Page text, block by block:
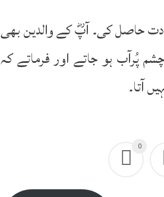
حاصل کی۔ آپؓ کے والدین بھی
پُرآب ہو جاتے اور فرماتے کہ
آتا۔
0